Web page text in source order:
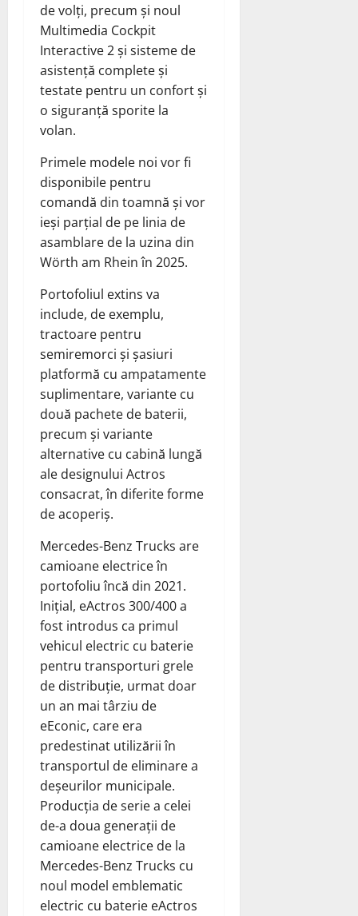
de volți, precum și noul
Multimedia Cockpit
Interactive 2 și sisteme de
asistență complete și
testate pentru un confort și
o siguranță sporite la
volan.
Primele modele noi vor fi
disponibile pentru
comandă din toamnă și vor
ieși parțial de pe linia de
asamblare de la uzina din
Wörth am Rhein în 2025.
Portofoliul extins va
include, de exemplu,
tractoare pentru
semiremorci și șasiuri
platformă cu ampatamente
suplimentare, variante cu
două pachete de baterii,
precum și variante
alternative cu cabină lungă
ale designului Actros
consacrat, în diferite forme
de acoperiș.
Mercedes-Benz Trucks are
camioane electrice în
portofoliu încă din 2021.
Inițial, eActros 300/400 a
fost introdus ca primul
vehicul electric cu baterie
pentru transporturi grele
de distribuție, urmat doar
un an mai târziu de
eEconic, care era
predestinat utilizării în
transportul de eliminare a
deșeurilor municipale.
Producția de serie a celei
de-a doua generații de
camioane electrice de la
Mercedes-Benz Trucks cu
noul model emblematic
electric cu baterie eActros